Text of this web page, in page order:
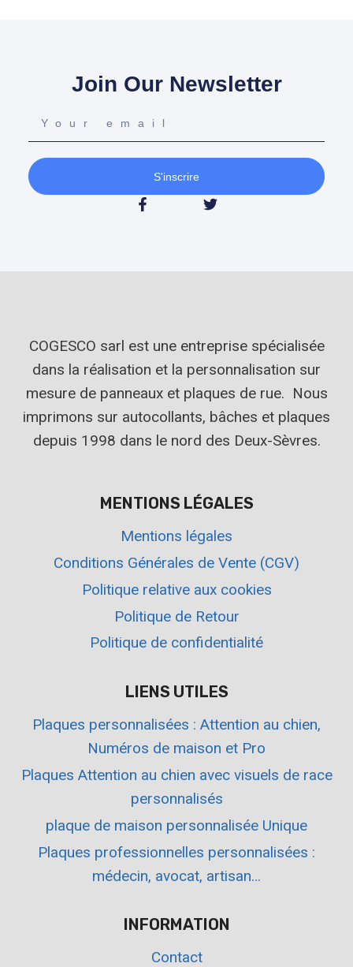
Join Our Newsletter
S'inscrire
COGESCO sarl est une entreprise spécialisée
dans la réalisation et la personnalisation sur
mesure de panneaux et plaques de rue. Nous
imprimons sur autocollants, bâches et plaques
depuis 1998 dans le nord des Deux-Sèvres.
MENTIONS LÉGALES
Mentions légales
Conditions Générales de Vente (CGV)
Politique relative aux cookies
Politique de Retour
Politique de confidentialité
LIENS UTILES
Plaques personnalisées : Attention au chien,
Numéros de maison et Pro
Plaques Attention au chien avec visuels de race
personnalisés
plaque de maison personnalisée Unique
Plaques professionnelles personnalisées :
médecin, avocat, artisan…
INFORMATION
Contact